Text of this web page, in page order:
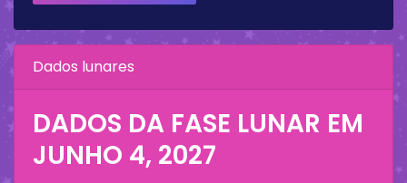
Dados lunares
DADOS DA FASE LUNAR EM
JUNHO 4, 2027